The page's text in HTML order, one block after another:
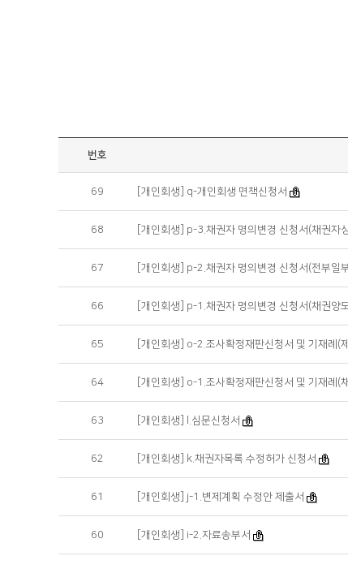
번호
69 [개인회생] q-개인회생 면책신청서
68 [개인회생] p-3.채권자 명의변경 신청서(채권자
67 [개인회생] p-2.채권자 명의변경 신청서(전부일
66 [개인회생] p-1.채권자 명의변경 신청서(채권양
65 [개인회생] o-2.조사확정재판신청서 및 기재
64 [개인회생] o-1.조사확정재판신청서 및 기재례(
63 [개인회생] l.심문신청서
62 [개인회생] k.채권자목록 수정허가 신청서
61 [개인회생] j-1.변제계획 수정안 제출서
60 [개인회생] i-2.자료송부서